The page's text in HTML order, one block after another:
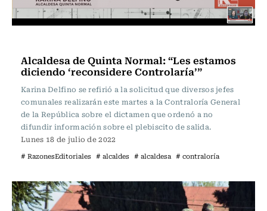
Alcaldesa de Quinta Normal: “Les estamos
diciendo ‘reconsidere Controlaría’”
Karina Delfino se refirió a la solicitud que diversos jefes
comunales realizarán este martes a la Contraloría General
de la República sobre el dictamen que ordenó a no
difundir información sobre el plebiscito de salida.
Lunes 18 de julio de 2022
# RazonesEditoriales # alcaldes # alcaldesa # contraloría